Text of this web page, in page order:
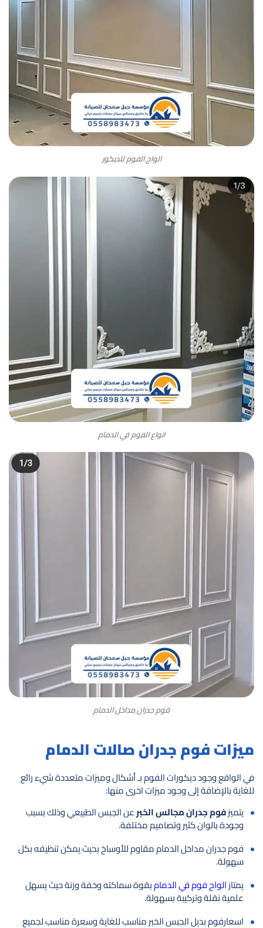
الواح الفوم للديكور
انواع الفوم في الدمام
فوم جدران مداخل الدمام
ميزات فوم جدران صالات الدمام
في الواقع وجود ديكورات الفوم بـ أشكال وميزات متعددة شيء رائع
للغاية بالإضافة إلى وجود ميزات اخرى منها:
يتميزفوم جدران مجالس الخبرعن الجبس الطبيعي وذلك بسبب
وجودة بالوان كثير وتصاميم مختلفة.
فوم جدران مداخل الدمام مقاوم للأوساخ بحيث يمكن تنظيفه بكل
سهولة.
يمتازالواح فوم في الدمامبقوة سماكته وخفة وزنة حيث يسهل
علمية نقلة وتركيبة بسهولة.
اسعارفوم بديل الجبس الخبر مناسب للغاية وسعرة مناسب لجميع